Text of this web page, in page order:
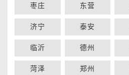
枣庄 东营
济宁 泰安
临沂 德州
菏泽 郑州